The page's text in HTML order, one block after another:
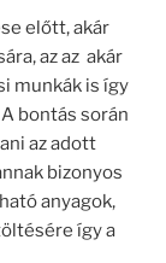
előtt, akár
az az akár
munkák is így
bontás során
az adott
bizonyos
anyagok,
így a